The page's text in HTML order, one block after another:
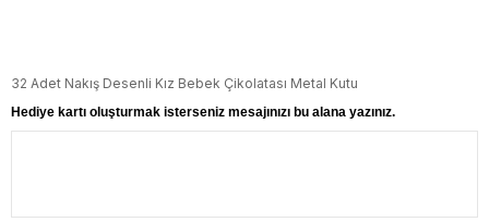
32 Adet Nakış Desenli Kız Bebek Çikolatası Metal Kutu
Hediye kartı oluşturmak isterseniz mesajınızı bu alana yazınız.